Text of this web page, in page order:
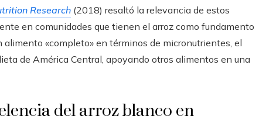
Research (2018) resaltó la relevancia de estos
en comunidades que tienen el arroz como fundamento
«completo» en términos de micronutrientes, el
de América Central, apoyando otros alimentos en una
del arroz blanco en